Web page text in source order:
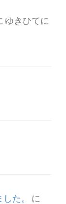
ゆきひてに
た。
に